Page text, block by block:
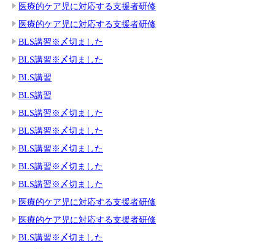
医療的ケア児に対応する支援者研修
医療的ケア児に対応する支援者研修
BLS講習※〆切ました
BLS講習※〆切ました
BLS講習
BLS講習
BLS講習※〆切ました
BLS講習※〆切ました
BLS講習※〆切ました
BLS講習※〆切ました
BLS講習※〆切ました
医療的ケア児に対応する支援者研修
医療的ケア児に対応する支援者研修
BLS講習※〆切ました